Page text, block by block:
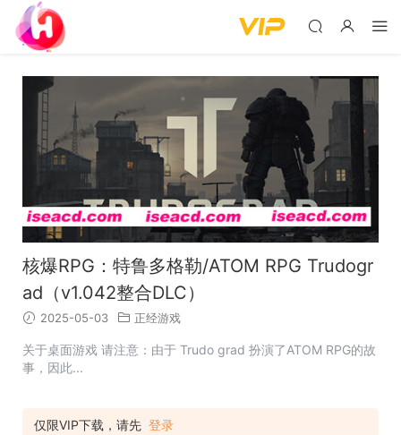
核爆RPG：特鲁多格勒/ATOM RPG Trudogr
ad（v1.042整合DLC）
2025-05-03 正经游戏
关于桌面游戏 请注意：由于 Trudo grad 扮演了ATOM RPG的故
事，因此...
仅限VIP下载，请先 登录